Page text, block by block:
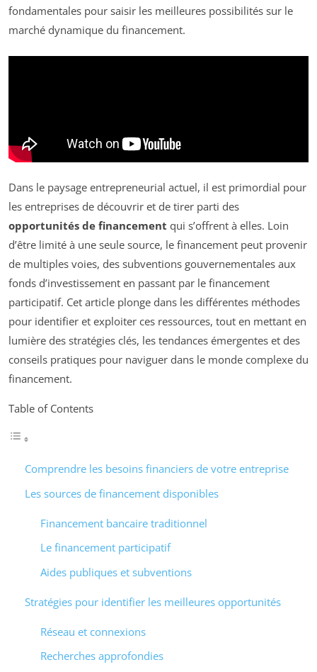
fondamentales pour saisir les meilleures possibilités sur le
marché dynamique du financement.
Dans le paysage entrepreneurial actuel, il est primordial pour
les entreprises de découvrir et de tirer parti des
opportunités de financement qui s’offrent à elles. Loin
d’être limité à une seule source, le financement peut provenir
de multiples voies, des subventions gouvernementales aux
fonds d’investissement en passant par le financement
participatif. Cet article plonge dans les différentes méthodes
pour identifier et exploiter ces ressources, tout en mettant en
lumière des stratégies clés, les tendances émergentes et des
conseils pratiques pour naviguer dans le monde complexe du
financement.
Table of Contents
Comprendre les besoins financiers de votre entreprise
Les sources de financement disponibles
Financement bancaire traditionnel
Le financement participatif
Aides publiques et subventions
Stratégies pour identifier les meilleures opportunités
Réseau et connexions
Recherches approfondies